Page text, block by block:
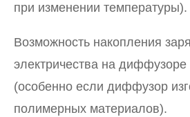
при изменении температуры).
Возможность накопления
электричества на диффузоре
(особенно если диффузор
полимерных материалов).